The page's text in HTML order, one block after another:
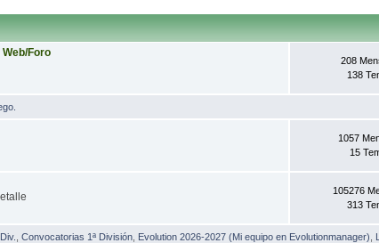
Foro
208
138
1057
15
105276
313
Convocatorias 1ª División, Evolution 2026-2027 (Mi equipo en Evolutionmanager)